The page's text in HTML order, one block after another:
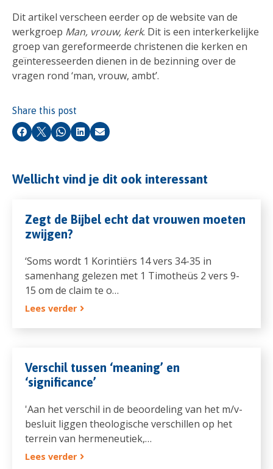
Dit artikel verscheen eerder op de website van de
werkgroep Man, vrouw, kerk. Dit is een interkerkelijke
groep van gereformeerde christenen die kerken en
geïnteresseerden dienen in de bezinning over de
vragen rond ‘man, vrouw, ambt’.
Share this post
Facebook
X Whatsapp
LinkedIn
Email
Wellicht vind je dit ook interessant
Zegt de Bijbel echt dat vrouwen moeten
zwijgen?
‘Soms wordt 1 Korintiërs 14 vers 34-35 in
samenhang gelezen met 1 Timotheüs 2 vers 9-
15 om de claim te o…
Lees verder
Verschil tussen ‘meaning’ en
‘significance’
'Aan het verschil in de beoordeling van het m/v-
besluit liggen theologische verschillen op het
terrein van hermeneutiek,…
Lees verder